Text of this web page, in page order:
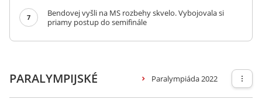
7
Bendovej vyšli na MS rozbehy skvelo. Vybojovala si
priamy postup do semifinále
PARALYMPIJSKÉ Paralympiáda 2022